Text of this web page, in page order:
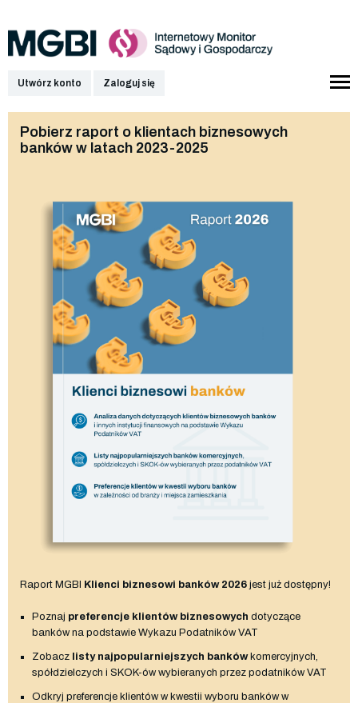
Utwórz konto Zaloguj się
Pobierz raport o klientach biznesowych
banków w latach 2023-2025
Raport MGBI Klienci biznesowi banków 2026 jest już dostępny!
Poznaj preferencje klientów biznesowych dotyczące
banków na podstawie Wykazu Podatników VAT
Zobacz listy najpopularniejszych bankówkomercyjnych,
spółdzielczych i SKOK-ów wybieranych przez podatników VAT
Odkryj preferencje klientów w kwestii wyboru banków w